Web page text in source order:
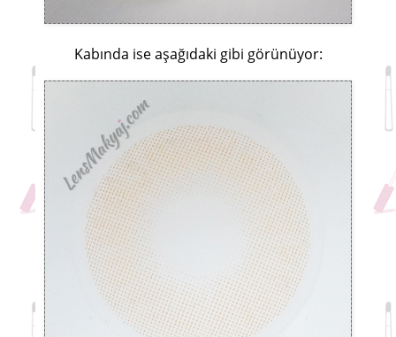
Kabında ise aşağıdaki gibi görünüyor: